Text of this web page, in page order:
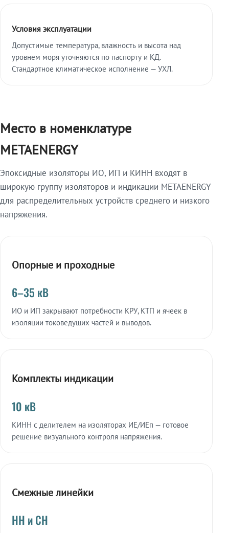
Условия эксплуатации
Допустимые температура, влажность и высота над
уровнем моря уточняются по паспорту и КД.
Стандартное климатическое исполнение — УХЛ.
Место в номенклатуре
METAENERGY
Эпоксидные изоляторы ИО, ИП и КИНН входят в
широкую группу изоляторов и индикации METAENERGY
для распределительных устройств среднего и низкого
напряжения.
Опорные и проходные
6–35 кВ
ИО и ИП закрывают потребности КРУ, КТП и ячеек в
изоляции токоведущих частей и выводов.
Комплекты индикации
10 кВ
КИНН с делителем на изоляторах ИЕ/ИЕп — готовое
решение визуального контроля напряжения.
Смежные линейки
НН и СН